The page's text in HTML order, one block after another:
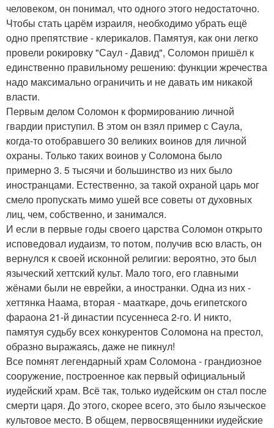
человеком, он понимал, что одного этого недостаточно.
Чтобы стать царём израиля, необходимо убрать ещё
одно препятствие - клерикалов. Памятуя, как они легко
провели рокировку "Саул - Давид", Соломон пришёл к
единственно правильному решению: функции жречества
надо максимально ограничить и не давать им никакой
власти.
Первым делом Соломон к формированию личной
гвардии приступил. В этом он взял пример с Саула,
когда-то отобравшего 30 великих воинов для личной
охраны. Только таких воинов у Соломона было
примерно 3. 5 тысячи и большинство из них было
иностранцами. Естественно, за такой охраной царь мог
смело пропускать мимо ушей все советы от духовных
лиц, чем, собственно, и занимался.
И если в первые годы своего царства Соломон открыто
исповедовал иудаизм, то потом, получив всю власть, он
вернулся к своей исконной религии: вероятно, это был
языческий хеттский культ. Мало того, его главными
жёнами были не еврейки, а иностранки. Одна из них -
хеттянка Наама, вторая - мааткаре, дочь египетского
фараона 21-й династии псусеннеса 2-го. И никто,
памятуя судьбу всех конкурентов Соломона на престол,
образно выражаясь, даже не пикнул!
Все помнят легендарный храм Соломона - грандиозное
сооружение, построенное как первый официальный
иудейский храм. Всё так, только иудейским он стал после
смерти царя. До этого, скорее всего, это было языческое
культовое место. В общем, первосвященники иудейские